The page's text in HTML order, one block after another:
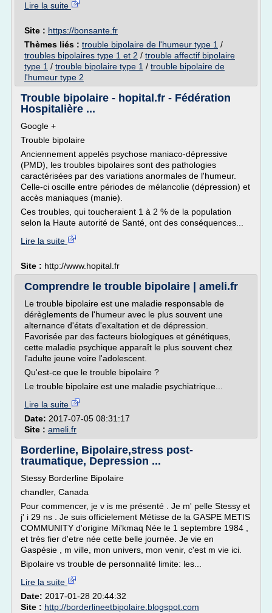
Lire la suite
Site : https://bonsante.fr
Thèmes liés : trouble bipolaire de l'humeur type 1 /
troubles bipolaires type 1 et 2 / trouble affectif bipolaire
type 1 / trouble bipolaire type 1 / trouble bipolaire de
l'humeur type 2
Trouble bipolaire - hopital.fr - Fédération
Hospitalière ...
Google +
Trouble bipolaire
Anciennement appelés psychose maniaco-dépressive
(PMD), les troubles bipolaires sont des pathologies
caractérisées par des variations anormales de l'humeur.
Celle-ci oscille entre périodes de mélancolie (dépression) et
accès maniaques (manie).
Ces troubles, qui toucheraient 1 à 2 % de la population
selon la Haute autorité de Santé, ont des conséquences...
Lire la suite
Site : http://www.hopital.fr
Comprendre le trouble bipolaire | ameli.fr
Le trouble bipolaire est une maladie responsable de
dérèglements de l'humeur avec le plus souvent une
alternance d'états d'exaltation et de dépression.
Favorisée par des facteurs biologiques et génétiques,
cette maladie psychique apparaît le plus souvent chez
l'adulte jeune voire l'adolescent.
Qu'est-ce que le trouble bipolaire ?
Le trouble bipolaire est une maladie psychiatrique...
Lire la suite
Date: 2017-07-05 08:31:17
Site : ameli.fr
Borderline, Bipolaire,stress post-
traumatique, Depression ...
Stessy Borderline Bipolaire
chandler, Canada
Pour commencer, je v is me présenté . Je m' pelle Stessy et
j' i 29 ns . Je suis officielement Métisse de la GASPE METIS
COMMUNITY d'origine Mi'kmaq Née le 1 septembre 1984 ,
et très fier d'etre née cette belle journée. Je vie en
Gaspésie , m ville, mon univers, mon venir, c'est m vie ici.
Bipolaire vs trouble de personnalité limite: les...
Lire la suite
Date: 2017-01-28 20:44:32
Site : http://borderlineetbipolaire.blogspot.com